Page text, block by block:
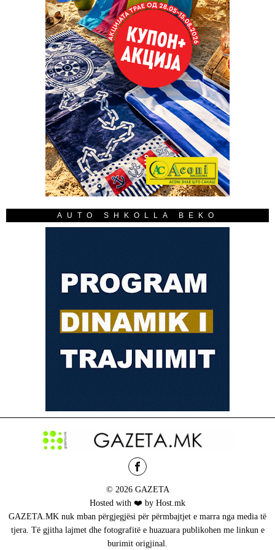
AUTO SHKOLLA BEKO
© 2026 GAZETA
Hosted with ❤️ by Host.mk
GAZETA.MK nuk mban përgjegjësi për përmbajtjet e marra nga media të
tjera. Të gjitha lajmet dhe fotografitë e huazuara publikohen me linkun e
burimit origjinal.